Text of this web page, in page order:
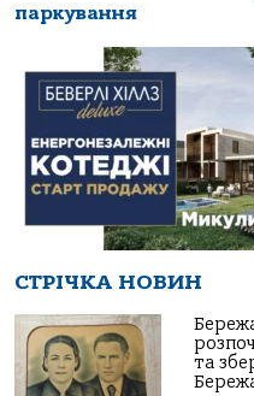
паркування
СТРІЧКА НОВИН
та